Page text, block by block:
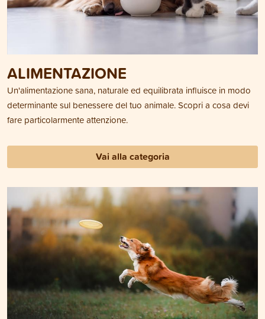
ALIMENTAZIONE
Un'alimentazione sana, naturale ed equilibrata influisce in modo
determinante sul benessere del tuo animale. Scopri a cosa devi
fare particolarmente attenzione.
Vai alla categoria